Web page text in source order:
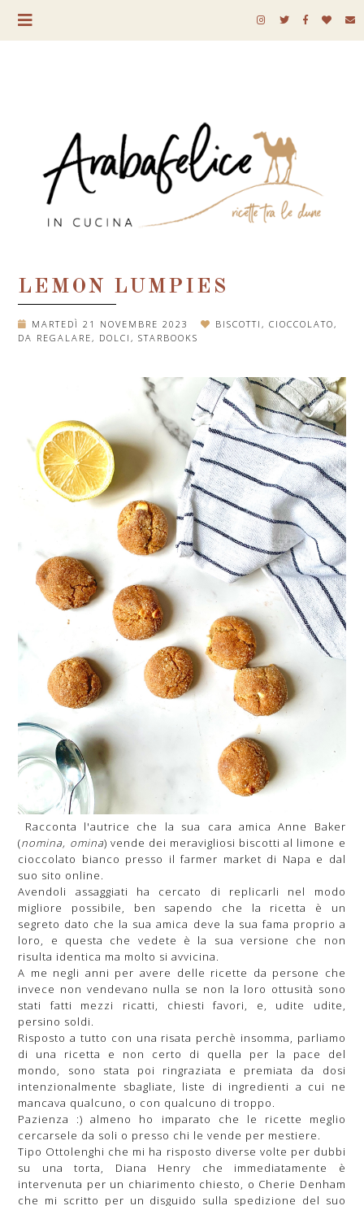
LEMON LUMPIES
MARTEDÌ 21 NOVEMBRE 2023 BISCOTTI, CIOCCOLATO,
DA REGALARE, DOLCI, STARBOOKS
Racconta l'autrice che la sua cara amica Anne Baker
(nomina, omina) vende dei meravigliosi biscotti al limone e
cioccolato bianco presso il farmer market di Napa e dal
suo sito online.
Avendoli assaggiati ha cercato di replicarli nel modo
migliore possibile, ben sapendo che la ricetta è un
segreto dato che la sua amica deve la sua fama proprio a
loro, e questa che vedete è la sua versione che non
risulta identica ma molto si avvicina.
A me negli anni per avere delle ricette da persone che
invece non vendevano nulla se non la loro ottusità sono
stati fatti mezzi ricatti, chiesti favori, e, udite udite,
persino soldi.
Risposto a tutto con una risata perchè insomma, parliamo
di una ricetta e non certo di quella per la pace del
mondo, sono stata poi ringraziata e premiata da dosi
intenzionalmente sbagliate, liste di ingredienti a cui ne
mancava qualcuno, o con qualcuno di troppo.
Pazienza :) almeno ho imparato che le ricette meglio
cercarsele da soli o presso chi le vende per mestiere.
Tipo Ottolenghi che mi ha risposto diverse volte per dubbi
su una torta, Diana Henry che immediatamente è
intervenuta per un chiarimento chiesto, o Cherie Denham
che mi scritto per un disguido sulla spedizione del suo